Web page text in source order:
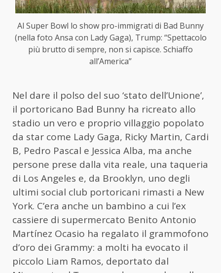
Al Super Bowl lo show pro-immigrati di Bad Bunny
(nella foto Ansa con Lady Gaga), Trump: “Spettacolo
più brutto di sempre, non si capisce. Schiaffo
all’America”
Nel dare il polso del suo ‘stato dell’Unione’,
il portoricano Bad Bunny ha ricreato allo
stadio un vero e proprio villaggio popolato
da star come Lady Gaga, Ricky Martin, Cardi
B, Pedro Pascal e Jessica Alba, ma anche
persone prese dalla vita reale, una taqueria
di Los Angeles e, da Brooklyn, uno degli
ultimi social club portoricani rimasti a New
York. C’era anche un bambino a cui l’ex
cassiere di supermercato Benito Antonio
Martínez Ocasio ha regalato il grammofono
d’oro dei Grammy: a molti ha evocato il
piccolo Liam Ramos, deportato dal